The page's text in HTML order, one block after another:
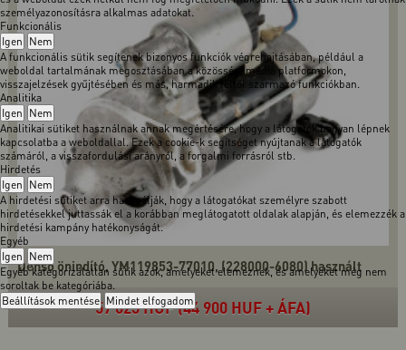
személyazonosításra alkalmas adatokat.
Funkcionális
Igen Nem
A funkcionális sütik segítenek bizonyos funkciók végrehajtásában, például a
weboldal tartalmának megosztásában a közösségi média platformokon,
visszajelzések gyűjtésében és más, harmadik féltől származó funkciókban.
Analitika
Igen Nem
Analitikai sütiket használnak annak megértésére, hogy a látogatók hogyan lépnek
kapcsolatba a weboldallal. Ezek a cookie-k segítséget nyújtanak a látogatók
számáról, a visszafordulási arányról, a forgalmi forrásról stb.
Hirdetés
Igen Nem
A hirdetési sütiket arra használják, hogy a látogatókat személyre szabott
hirdetésekkel juttassák el a korábban meglátogatott oldalak alapján, és elemezzék a
hirdetési kampány hatékonyságát.
Egyéb
Igen Nem
Egyéb kategorizálatlan sütik azok, amelyeket elemeznek, és amelyeket még nem
soroltak be kategóriába.
Beállítások mentése Mindet elfogadom
Denso önindító, YM119853-77010, (228000-6080) használt
57 023 HUF (44 900 HUF + ÁFA)